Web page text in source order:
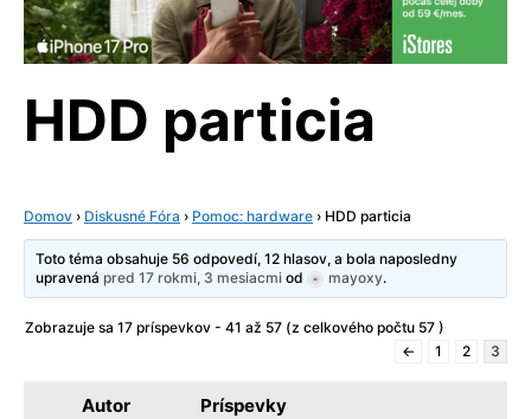
HDD particia
Domov › Diskusné Fóra › Pomoc: hardware › HDD particia
Toto téma obsahuje 56 odpovedí, 12 hlasov, a bola naposledny
upravenápred 17 rokmi, 3 mesiacmi od mayoxy.
Zobrazuje sa 17 príspevkov - 41 až 57 (z celkového počtu 57 )
←
1 2 3
Autor Príspevky